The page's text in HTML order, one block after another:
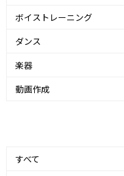
ボイストレーニング
ダンス
楽器
動画作成
すべて